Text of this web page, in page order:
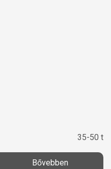
35-50 t
Bővebben